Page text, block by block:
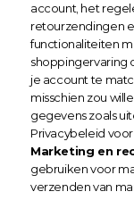
account, het
retourzendingen
functionaliteiten
shoppingervaring
je account te
misschien zou
gegevens zoals
Privacybeleid voor
Marketing en
gebruiken voor
verzenden van